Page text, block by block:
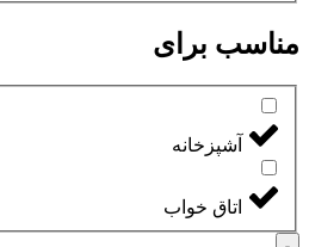
مناسب برای
آشپزخانه
اتاق خواب